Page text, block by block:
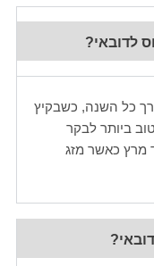
לדובאי?
כל השנה, כשבקיץ
ביותר לבקר
מרץ כאשר מזג